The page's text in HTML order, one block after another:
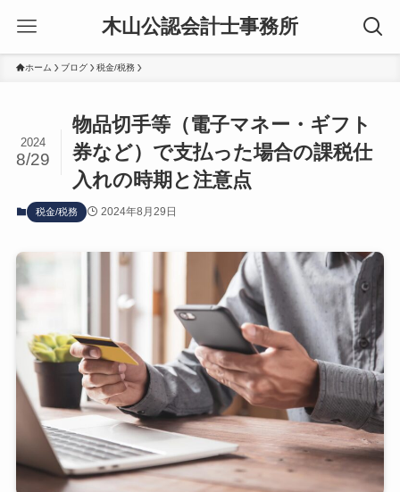
木山公認会計士事務所
ホーム ブログ 税金/税務
物品切手等（電子マネー・ギフト
券など）で支払った場合の課税仕
入れの時期と注意点
2024
8/29
税金/税務 2024年8月29日